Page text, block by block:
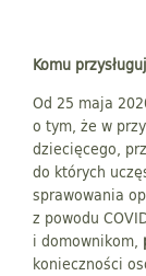
Komu
Od 25 maja
o tym, że w
dziecięcego,
do których
sprawowania
z powodu
i domownikom,
konieczności